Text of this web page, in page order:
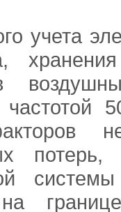
учета
потерь,
на